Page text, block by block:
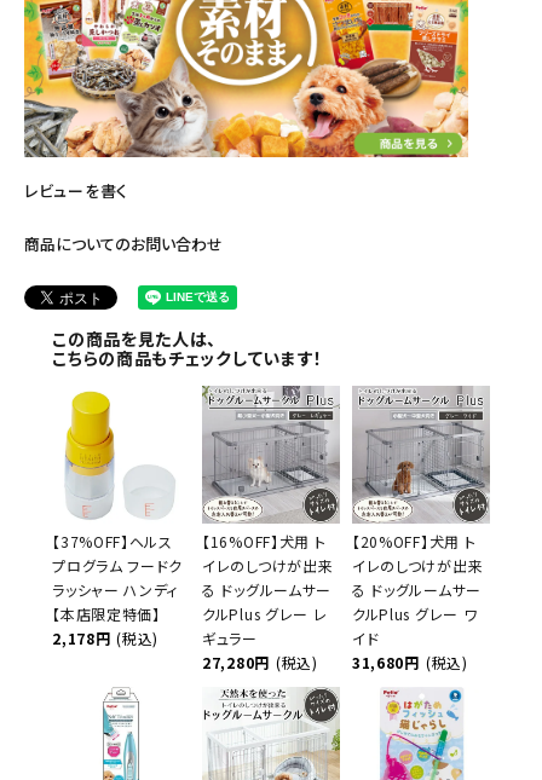
レビューを書く
商品についてのお問い合わせ
この商品を見た人は、
こちらの商品もチェックしています！
【37%OFF】ヘルス
プログラム フードク
ラッシャー ハンディ
【本店限定特価】
2,178円 (税込)
【16%OFF】犬用 ト
イレのしつけが出来
る ドッグルームサー
クルPlus グレー レ
ギュラー
27,280円 (税込)
【20%OFF】犬用 ト
イレのしつけが出来
る ドッグルームサー
クルPlus グレー ワ
イド
31,680円 (税込)